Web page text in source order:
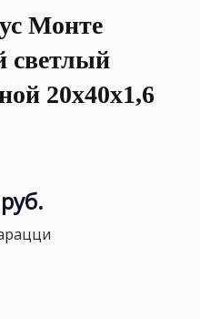
Монте
светлый
20x40x1,6